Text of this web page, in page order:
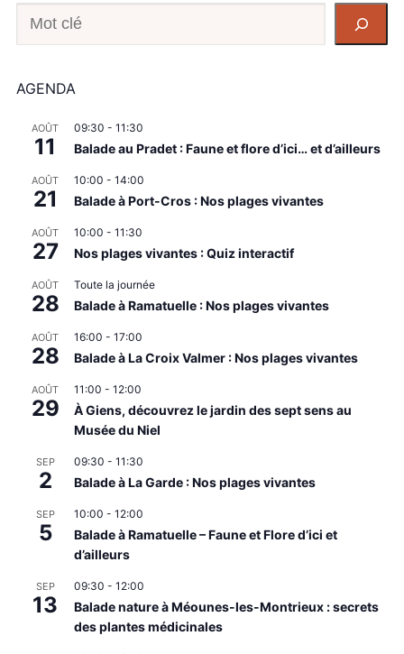
Recherche
AGENDA
AOÛT
11
09:30 - 11:30
Balade au Pradet : Faune et flore d’ici… et d’ailleurs
AOÛT
21
10:00 - 14:00
Balade à Port-Cros : Nos plages vivantes
AOÛT
27
10:00 - 11:30
Nos plages vivantes : Quiz interactif
AOÛT
28
Toute la journée
Balade à Ramatuelle : Nos plages vivantes
AOÛT
28
16:00 - 17:00
Balade à La Croix Valmer : Nos plages vivantes
AOÛT
29
11:00 - 12:00
À Giens, découvrez le jardin des sept sens au
Musée du Niel
SEP
2
09:30 - 11:30
Balade à La Garde : Nos plages vivantes
SEP
5
10:00 - 12:00
Balade à Ramatuelle – Faune et Flore d’ici et
d’ailleurs
SEP
13
09:30 - 12:00
Balade nature à Méounes-les-Montrieux : secrets
des plantes médicinales